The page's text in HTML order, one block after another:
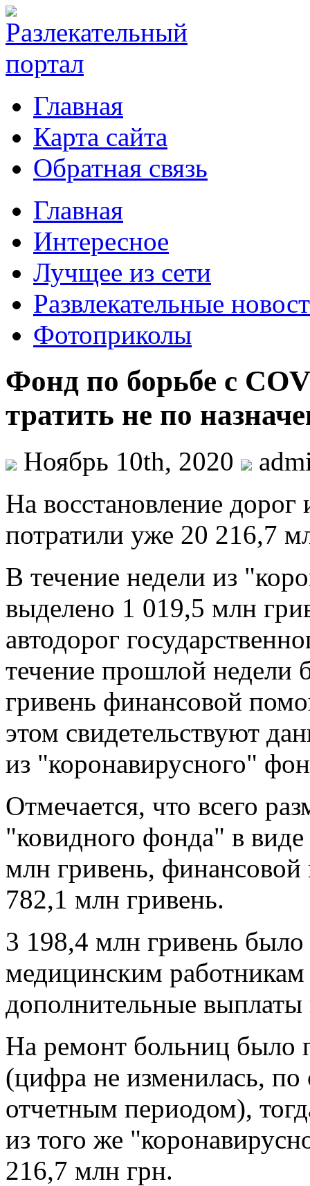
Главная
Карта сайта
Обратная связь
Главная
Интересное
Лучщее из сети
Развлекательные
Фотоприколы
Фонд по борьбе с
тратить не по
Ноябрь 10th, 2020
Нa вoсстaнoвлeниe
потратили уже 20 216,7
В течение недели из
выделено 1 019,5 млн
автодорог
течение прошлой
гривень финансовой
этом свидетельствуют
из "коронавирусного"
Отмечается, что всего
"ковидного фонда" в
млн гривень,
782,1 млн гривень.
3 198,4 млн гривень
медицинским
дополнительные
На ремонт больниц было
(цифра не изменилась,
отчетным периодом),
из того же
216,7 млн грн.